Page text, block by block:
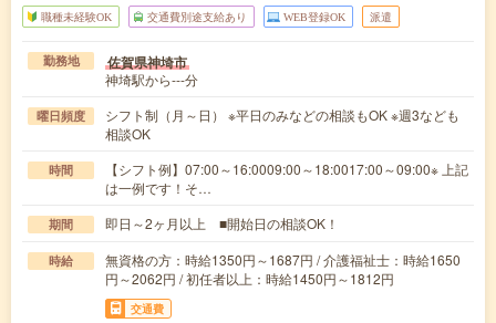
職種未経験OK 交通費別途支給あり WEB登録OK 派遣
勤務地 佐賀県神埼市
神埼駅から---分
曜日頻度
シフト制（月～日） ※平日のみなどの相談もOK ※週3なども
相談OK
時間
【シフト例】07:00～16:0009:00～18:0017:00～09:00※ 上記
は一例です！そ…
期間 即日～2ヶ月以上 ■開始日の相談OK！
時給
無資格の方：時給1350円～1687円 / 介護福祉士：時給1650
円～2062円 / 初任者以上：時給1450円～1812円
交通費